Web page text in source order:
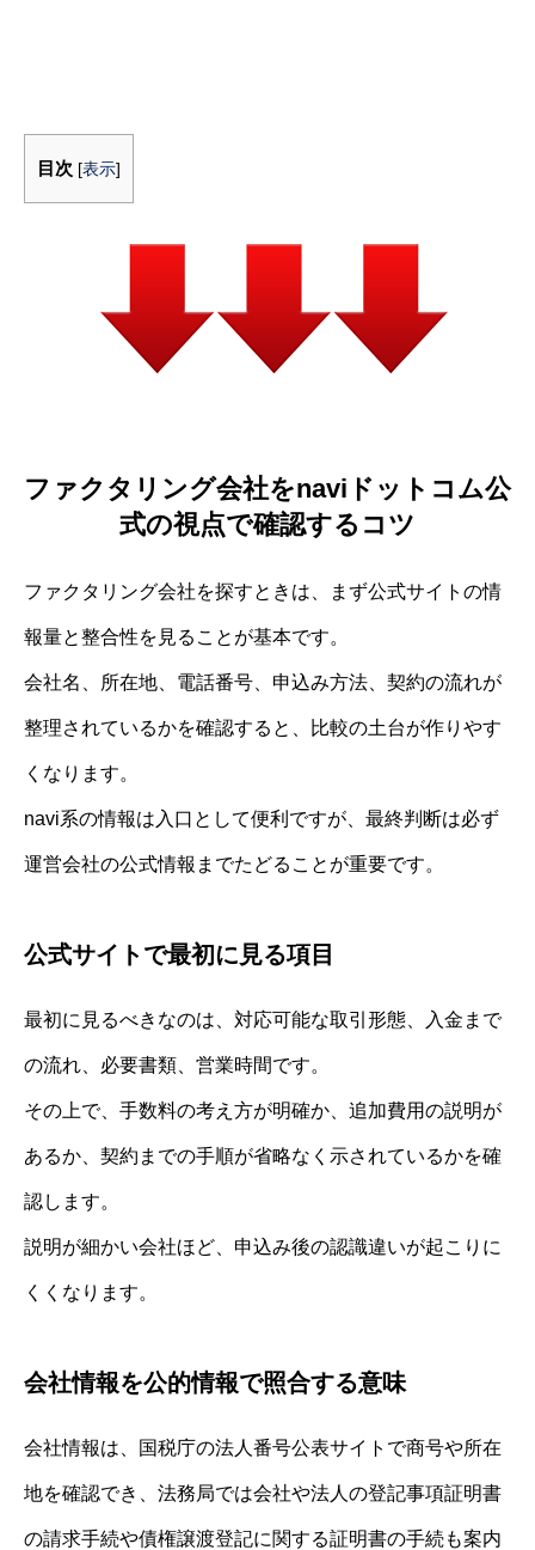
目次 [表示]
ファクタリング会社をnaviドットコム公
式の視点で確認するコツ
ファクタリング会社を探すときは、まず公式サイトの情
報量と整合性を見ることが基本です。
会社名、所在地、電話番号、申込み方法、契約の流れが
整理されているかを確認すると、比較の土台が作りやす
くなります。
navi系の情報は入口として便利ですが、最終判断は必ず
運営会社の公式情報までたどることが重要です。
公式サイトで最初に見る項目
最初に見るべきなのは、対応可能な取引形態、入金まで
の流れ、必要書類、営業時間です。
その上で、手数料の考え方が明確か、追加費用の説明が
あるか、契約までの手順が省略なく示されているかを確
認します。
説明が細かい会社ほど、申込み後の認識違いが起こりに
くくなります。
会社情報を公的情報で照合する意味
会社情報は、国税庁の法人番号公表サイトで商号や所在
地を確認でき、法務局では会社や法人の登記事項証明書
の請求手続や債権譲渡登記に関する証明書の手続も案内